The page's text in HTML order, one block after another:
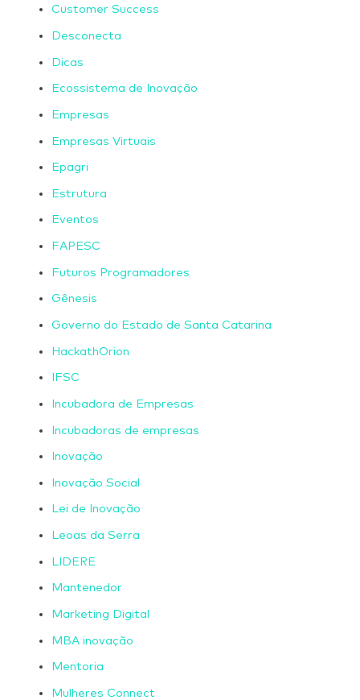
Customer Success
Desconecta
Dicas
Ecossistema de Inovação
Empresas
Empresas Virtuais
Epagri
Estrutura
Eventos
FAPESC
Futuros Programadores
Gênesis
Governo do Estado de Santa Catarina
HackathOrion
IFSC
Incubadora de Empresas
Incubadoras de empresas
Inovação
Inovação Social
Lei de Inovação
Leoas da Serra
LIDERE
Mantenedor
Marketing Digital
MBA inovação
Mentoria
Mulheres Connect